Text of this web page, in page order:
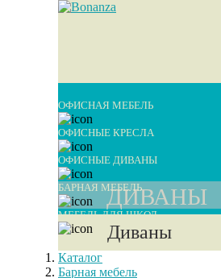
ОФИСНАЯ МЕБЕЛЬ
ОФИСНЫЕ КРЕСЛА
ОФИСНЫЕ ДИВАНЫ
БАРНАЯ МЕБЕЛЬ
МЕБЕЛЬ ДЛЯ ШКОЛ
ДИВАНЫ
Диваны
Каталог
Барная мебель